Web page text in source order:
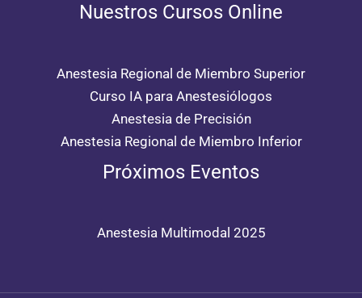
Nuestros Cursos Online
Anestesia Regional de Miembro Superior
Curso IA para Anestesiólogos
Anestesia de Precisión
Anestesia Regional de Miembro Inferior
Próximos Eventos
Anestesia Multimodal 2025